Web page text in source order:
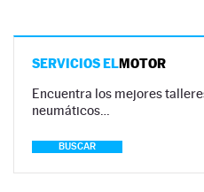
SERVICIOS ELMOTOR
Encuentra los mejores
neumáticos…
BUSCAR